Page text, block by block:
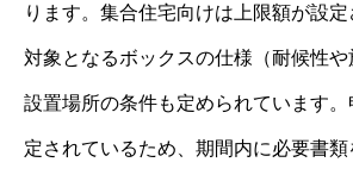
ります。集合住宅向けは上限額が設
対象となるボックスの仕様（耐候性
設置場所の条件も定められています
定されているため、期間内に必要書